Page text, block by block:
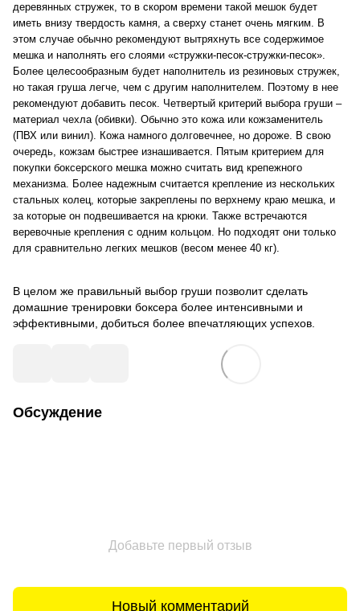
деревянных стружек, то в скором времени такой мешок будет
иметь внизу твердость камня, а сверху станет очень мягким. В
этом случае обычно рекомендуют вытряхнуть все содержимое
мешка и наполнять его слоями «стружки-песок-стружки-песок».
Более целесообразным будет наполнитель из резиновых стружек,
но такая груша легче, чем с другим наполнителем. Поэтому в нее
рекомендуют добавить песок. Четвертый критерий выбора груши –
материал чехла (обивки). Обычно это кожа или кожзаменитель
(ПВХ или винил). Кожа намного долговечнее, но дороже. В свою
очередь, кожзам быстрее изнашивается. Пятым критерием для
покупки боксерского мешка можно считать вид крепежного
механизма. Более надежным считается крепление из нескольких
стальных колец, которые закреплены по верхнему краю мешка, и
за которые он подвешивается на крюки. Также встречаются
веревочные крепления с одним кольцом. Но подходят они только
для сравнительно легких мешков (весом менее 40 кг).
В целом же правильный выбор груши позволит сделать
домашние тренировки боксера более интенсивными и
эффективными, добиться более впечатляющих успехов.
Обсуждение
Добавьте первый отзыв
Новый комментарий